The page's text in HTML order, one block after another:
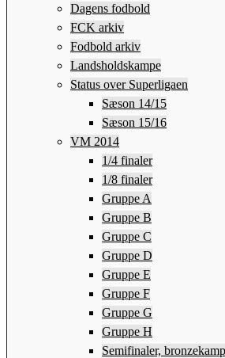
Dagens fodbold
FCK arkiv
Fodbold arkiv
Landsholdskampe
Status over Superligaen
Sæson 14/15
Sæson 15/16
VM 2014
1/4 finaler
1/8 finaler
Gruppe A
Gruppe B
Gruppe C
Gruppe D
Gruppe E
Gruppe F
Gruppe G
Gruppe H
Semifinaler,